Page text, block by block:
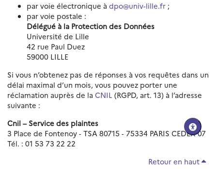
par voie électronique à dpo@univ-lille.fr ;
par voie postale :
Délégué à la Protection des Données
Université de Lille
42 rue Paul Duez
59000 LILLE
Si vous n’obtenez pas de réponses à vos requêtes dans un
délai maximal d’un mois, vous pouvez porter une
réclamation auprès de la CNIL (RGPD, art. 13) à l’adresse
suivante :
Cnil – Service des plaintes
3 Place de Fontenoy - TSA 80715 - 75334 PARIS CEDEX 07
Tél. : 01 53 73 22 22
Retour en haut